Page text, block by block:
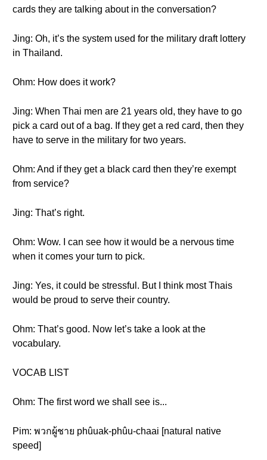
cards they are talking about in the conversation?
Jing: Oh, it’s the system used for the military draft lottery
in Thailand.
Ohm: How does it work?
Jing: When Thai men are 21 years old, they have to go
pick a card out of a bag. If they get a red card, then they
have to serve in the military for two years.
Ohm: And if they get a black card then they’re exempt
from service?
Jing: That’s right.
Ohm: Wow. I can see how it would be a nervous time
when it comes your turn to pick.
Jing: Yes, it could be stressful. But I think most Thais
would be proud to serve their country.
Ohm: That’s good. Now let’s take a look at the
vocabulary.
VOCAB LIST
Ohm: The first word we shall see is...
Pim: พวกผู้ชาย phûuak-phûu-chaai [natural native
speed]